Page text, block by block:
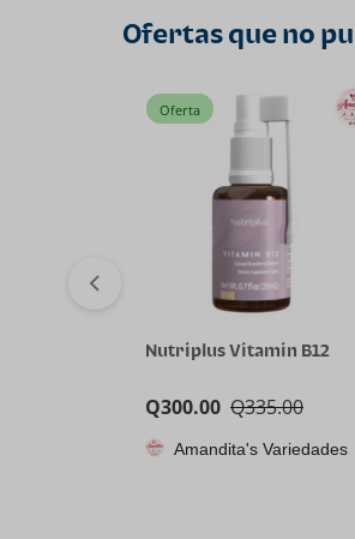
Ofertas que no
Oferta
Nutriplus Vitamin B12
Q335.00
Q300.00
Amandita's Variedades